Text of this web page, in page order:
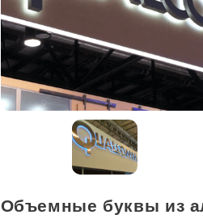
Объемные буквы из